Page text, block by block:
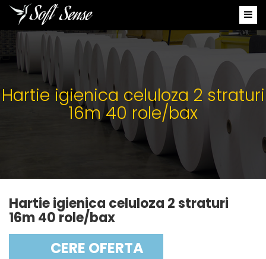
Hartie igienica celuloza 2 straturi
16m 40 role/bax
Hartie igienica celuloza 2 straturi
16m 40 role/bax
CERE OFERTA